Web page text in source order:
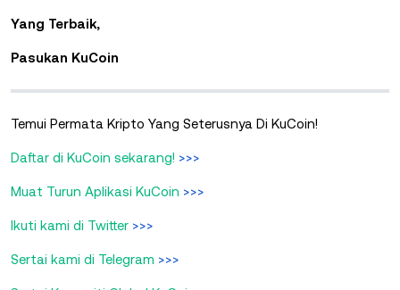
Yang Terbaik,
Pasukan KuCoin
Temui Permata Kripto Yang Seterusnya Di KuCoin!
Daftar di KuCoin sekarang! >>>
Muat Turun Aplikasi KuCoin >>>
Ikuti kami di Twitter >>>
Sertai kami di Telegram >>>